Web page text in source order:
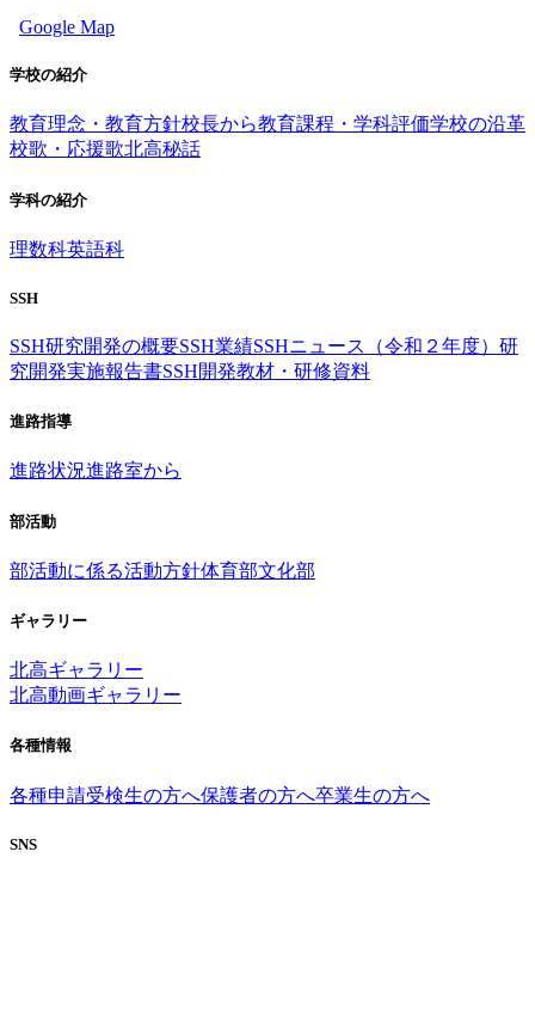
Google Map
学校の紹介
教育理念・教育方針校長から教育課程・学科評価学校の沿革
校歌・応援歌北高秘話
学科の紹介
理数科英語科
SSH
SSH研究開発の概要SSH業績SSHニュース（令和２年度） 研
究開発実施報告書SSH開発教材・研修資料
進路指導
進路状況進路室から
部活動
部活動に係る活動方針体育部文化部
ギャラリー
北高ギャラリー
北高動画ギャラリー
各種情報
各種申請受検生の方へ保護者の方へ卒業生の方へ
SNS